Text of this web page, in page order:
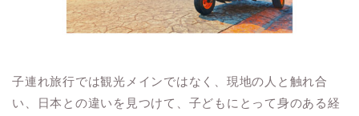
子連れ旅行では観光メインではなく、現地の人と触れ合
い、日本との違いを見つけて、子どもにとって身のある経